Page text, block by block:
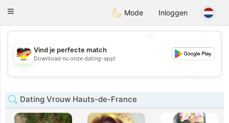
Deutsch Dating
Toggle
Mode Inloggen
💖
💕
Vind je perfecte match
Download nu onze dating-app!
Dating Vrouw Hauts-de-France